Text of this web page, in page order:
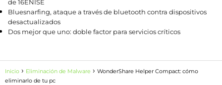
de 16ENISE
Bluesnarfing, ataque a través de bluetooth contra dispositivos
desactualizados
Dos mejor que uno: doble factor para servicios críticos
Inicio Eliminación de Malware
WonderShare Helper Compact: cómo
eliminarlo de tu pc